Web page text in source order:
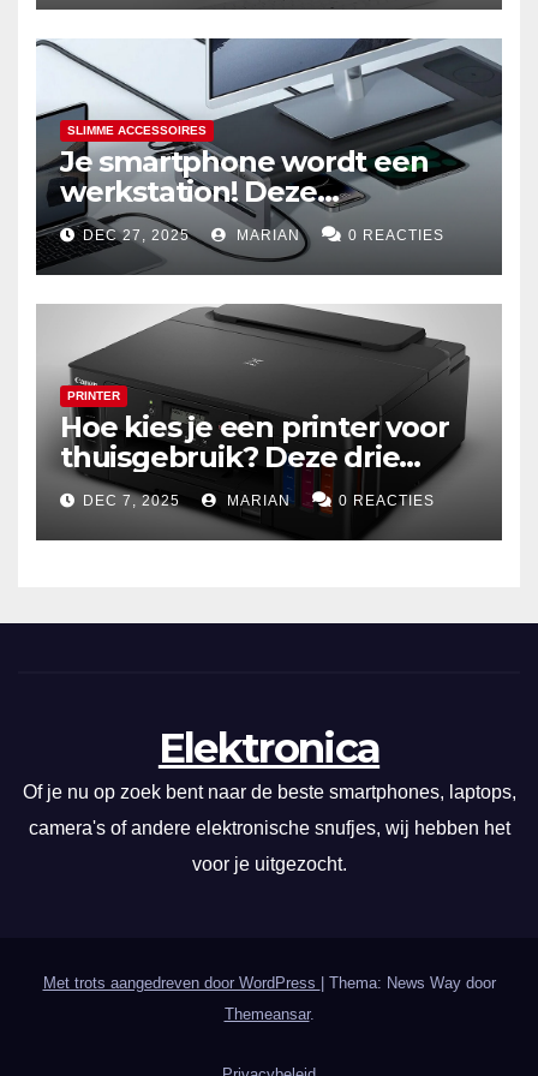
SLIMME ACCESSOIRES
Je smartphone wordt een
werkstation! Deze
dockingstations zijn het
waard om te kopen
DEC 27, 2025 MARIAN 0 REACTIES
PRINTER
Hoe kies je een printer voor
thuisgebruik? Deze drie
draadloze modellen zijn écht
zuinig en indrukwekkend
DEC 7, 2025 MARIAN 0 REACTIES
Elektronica
Of je nu op zoek bent naar de beste smartphones, laptops,
camera's of andere elektronische snufjes, wij hebben het
voor je uitgezocht.
Met trots aangedreven door WordPress
Thema: News Way door
Themeansar.